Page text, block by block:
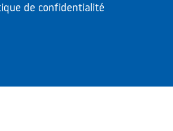
de confidentialité